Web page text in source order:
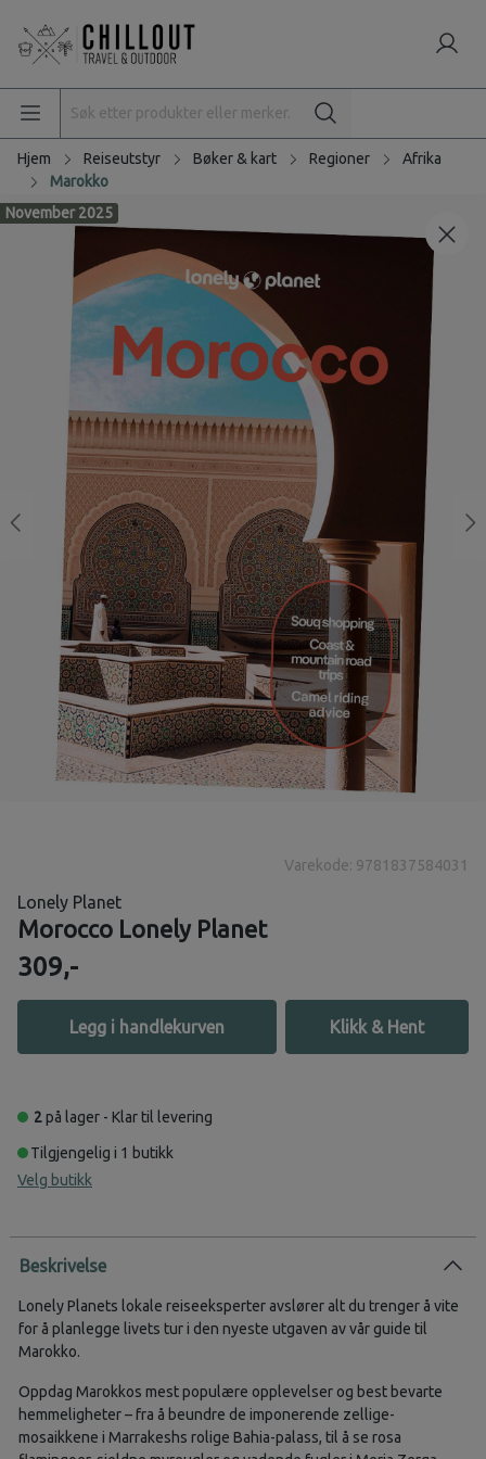
Hjem Reiseutstyr Bøker & kart Regioner
Afrika
Marokko
November 2025
Varekode: 9781837584031
Lonely Planet
Morocco Lonely Planet
309,-
Legg i handlekurven Klikk & Hent
2på lager - Klar til levering
Tilgjengelig i 1 butikk
Velg butikk
Beskrivelse
Lonely Planets lokale reiseeksperter avslører alt du trenger å vite
for å planlegge livets tur i den nyeste utgaven av vår guide til
Marokko.
Oppdag Marokkos mest populære opplevelser og best bevarte
hemmeligheter – fra å beundre de imponerende zellige-
mosaikkene i Marrakeshs rolige Bahia-palass, til å se rosa